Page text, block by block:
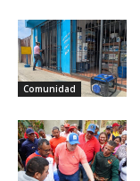
Comunidad